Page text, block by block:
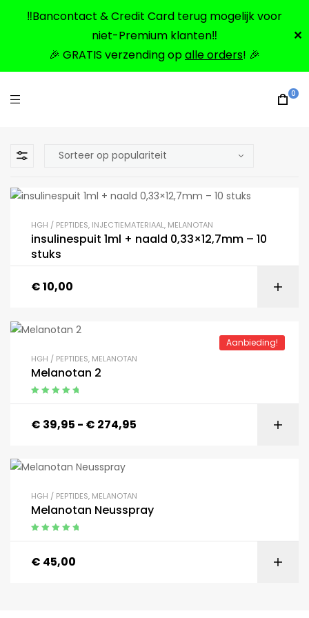
‼️Bancontact & Credit Card terug mogelijk voor
niet-Premium klanten‼️
🎉 GRATIS verzending opalle orders! 🎉
✕
0
HGH / PEPTIDES, INJECTIEMATERIAAL, MELANOTAN
insulinespuit 1ml + naald 0,33×12,7mm – 10
stuks
€10,00
Aanbieding!
HGH / PEPTIDES, MELANOTAN
Melanotan 2
€ 39,95 - € 274,95
HGH / PEPTIDES, MELANOTAN
Melanotan Neusspray
€ 45,00